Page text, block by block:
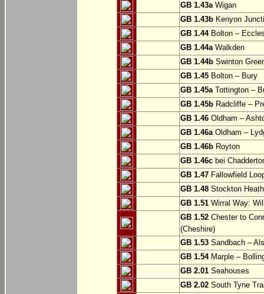
GB 1.43aWigan
GB 1.43b Kenyon
GB 1.44Bolton –
GB 1.44aWalkden
GB 1.44b Swinton
GB 1.45 Bolton – Bury
GB 1.45aTottington –
GB 1.45b Radcliffe –
GB 1.46 Oldham –
GB 1.46aOldham –
GB 1.46b Royton
GB 1.46c bei
GB 1.47 Fallowfield
GB 1.48 Stockton
GB 1.51 Wirral Way:
GB 1.52 Chester to
(Cheshire)
GB 1.53 Sandbach –
GB 1.54Marple –
GB 2.01 Seahouses
GB 2.02 South Tyne